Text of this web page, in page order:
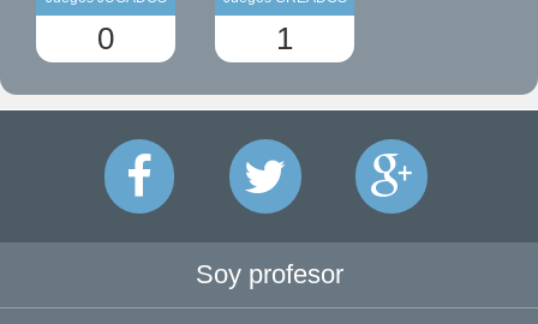
0 1
Soy profesor